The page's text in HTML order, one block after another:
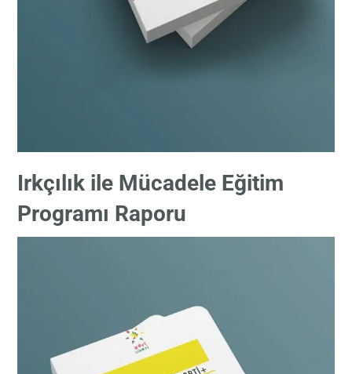
Irkçılık ile Mücadele Eğitim
Programı Raporu